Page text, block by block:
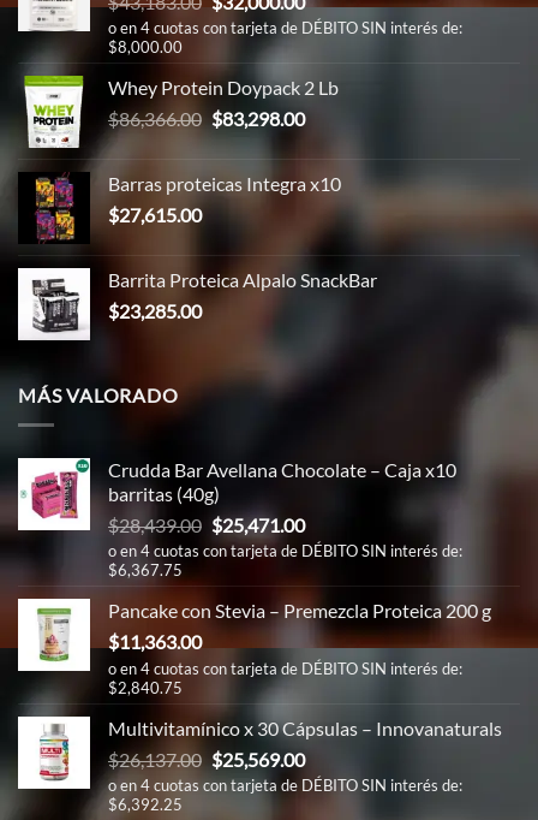
precio
original
era:
$43,183.00.
precio
$32,000.00.
o en 4 cuotas con tarjeta de DÉBITO SIN interés de:
$8,000.00
Whey Protein Doypack 2 Lb
$86,366.00 El
precio
original
era:
$86,366.00.
$83,298.00El
es:
$83,298.00.
Barras proteicas Integra x10
$27,615.00
Barrita Proteica Alpalo SnackBar
$23,285.00
MÁS VALORADO
Crudda Bar Avellana Chocolate – Caja x10
barritas (40g)
$28,439.00 El
precio
$28,439.00.
$25,471.00El
precio
$25,471.00.
o en 4 cuotas con tarjeta de DÉBITO SIN interés de:
$6,367.75
Pancake con Stevia – Premezcla Proteica 200 g
$11,363.00
o en 4 cuotas con tarjeta de DÉBITO SIN interés de:
$2,840.75
Multivitamínico x 30 Cápsulas – Innovanaturals
$26,137.00 El
precio
$25,569.00El
precio
o en 4 cuotas con tarjeta de DÉBITO SIN interés de:
$6,392.25